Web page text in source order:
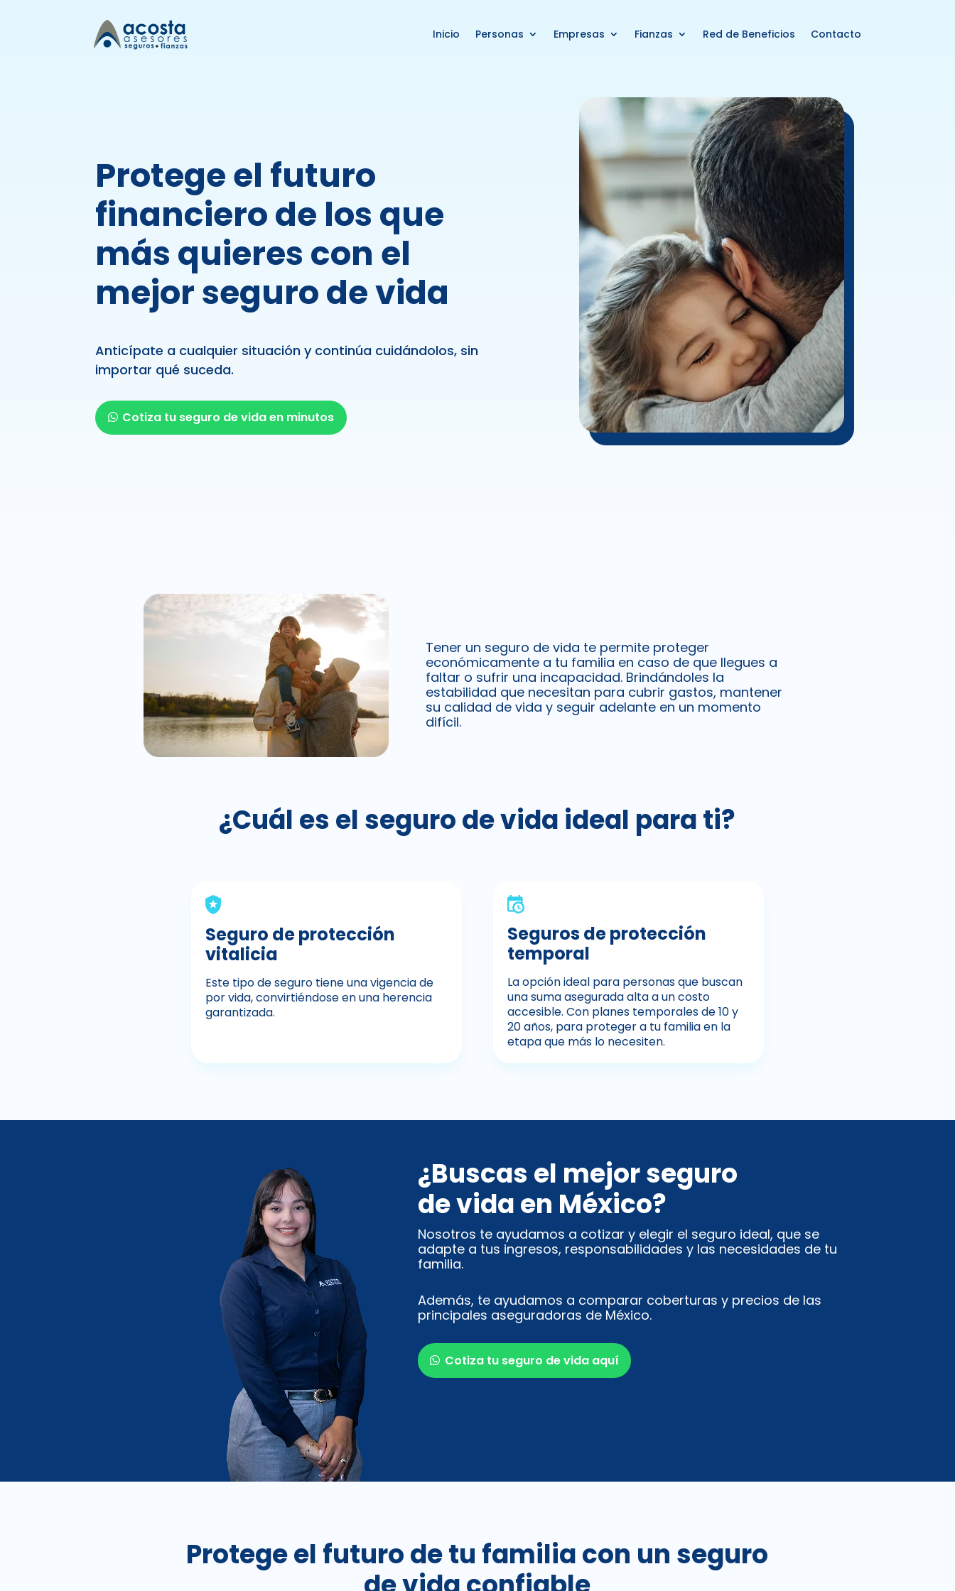
Inicio Personas Empresas Fianzas Red de Beneficios Contacto
Protege el futuro
financiero de los que
más quieres con el
mejor seguro de vida
Anticípate a cualquier situación y continúa cuidándolos, sin
importar qué suceda.
Cotiza tu seguro de vida en minutos
Tener un seguro de vida te permite proteger
económicamente a tu familia en caso de que llegues a
faltar o sufrir una incapacidad. Brindándoles la
estabilidad que necesitan para cubrir gastos, mantener
su calidad de vida y seguir adelante en un momento
difícil.
¿Cuál es el seguro de vida ideal para ti?
Seguro de protección
vitalicia
Este tipo de seguro tiene una vigencia de
por vida, convirtiéndose en una herencia
garantizada.
Seguros de protección
temporal
La opción ideal para personas que buscan
una suma asegurada alta a un costo
accesible. Con planes temporales de 10 y
20 años, para proteger a tu familia en la
etapa que más lo necesiten.
¿Buscas el mejor seguro
de vida en México?
Nosotros te ayudamos a cotizar y elegir el seguro ideal, que se
adapte a tus ingresos, responsabilidades y las necesidades de tu
familia.
Además, te ayudamos a comparar coberturas y precios de las
principales aseguradoras de México.
Cotiza tu seguro de vida aquí
Protege el futuro de tu familia con un seguro